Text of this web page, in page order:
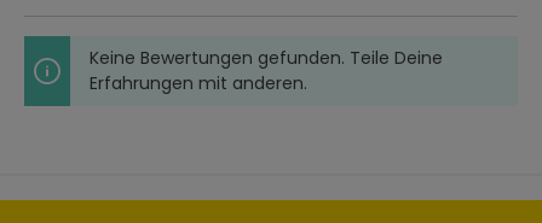
Material:
Textil
Jahreszeit:
Sommer
Keine Bewertungen gefunden. Teile Deine
Erfahrungen mit anderen.